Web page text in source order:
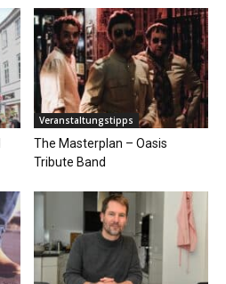
Veranstaltungstipps
The Masterplan – Oasis
Tribute Band